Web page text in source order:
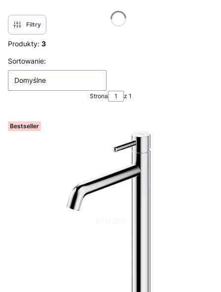
Filtry
Produkty: 3
Lista produktów
Sortowanie:
Domyślne
Strona z 1
Bestseller